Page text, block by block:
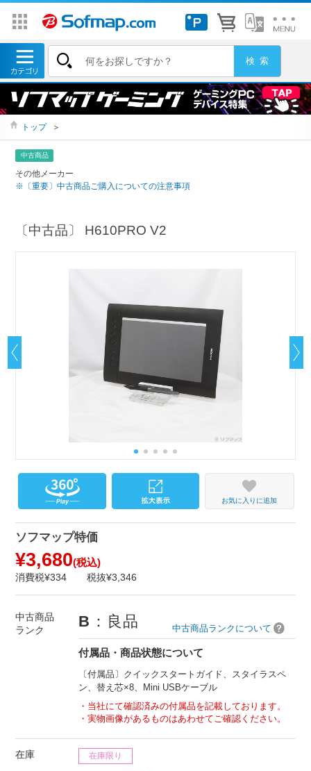
トップ ＞
中古商品
その他メーカー
※〔重要〕中古商品ご購入についての注意事項
〔中古品〕 H610PRO V2
お気に入りに追加
ソフマップ特価
¥3,680(税込)
消費税¥334 税抜¥3,346
中古商品
ランク
B ：良品 中古商品ランクについて
付属品・商品状態について
〔付属品〕クイックスタートガイド、スタイラスペ
ン、替え芯×8、Mini USBケーブル
当社にて確認済みの付属品を記載しております。
実物画像があるものはあわせてご確認ください。
在庫 在庫限り